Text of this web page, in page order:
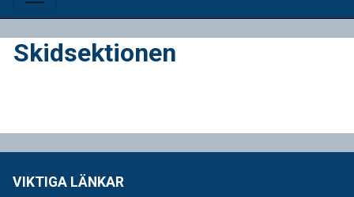
Skidsektionen
VIKTIGA LÄNKAR